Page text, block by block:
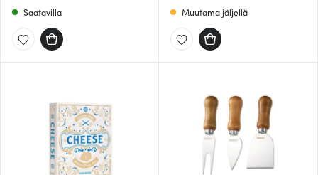
Saatavilla Muutama jäljellä